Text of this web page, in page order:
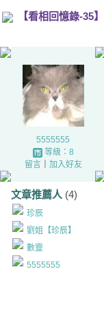
【看相回憶錄-35
5555555
等級：8
留言｜ 加入好友
文章推薦人 (4)
珍辰
劉姐【珍辰】
數靈
5555555